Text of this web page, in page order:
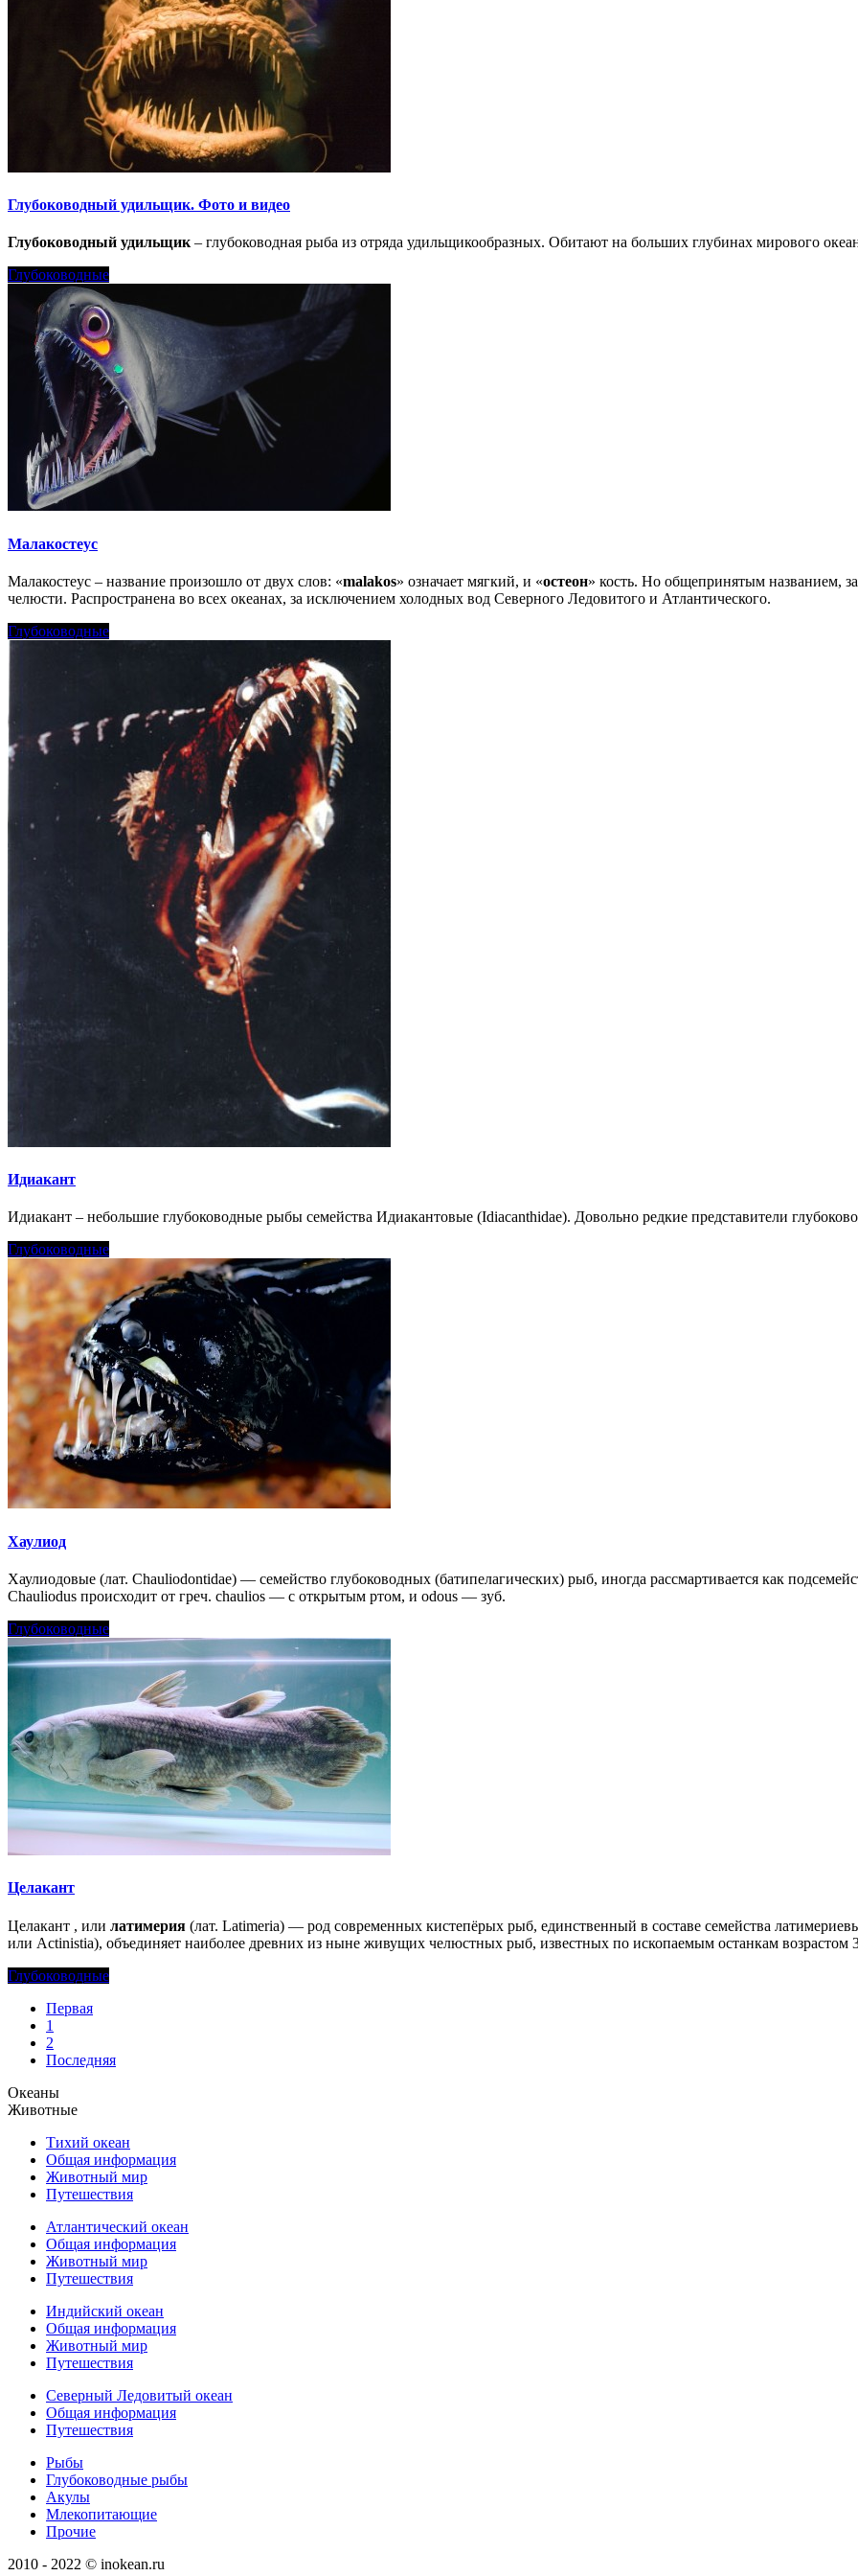
Глубоководный удильщик. Фото и видео
Глубоководный удильщик– глубоководная рыба из отряда удильщикообразных. Обитают на больших глубинах мирового
Глубоководные
Малакостеус
Малакостеус – название произошло от двух слов: «malakos» означает мягкий, и «остеон» кость. Но общепринятым названием,
челюсти. Распространена во всех океанах, за исключением холодных вод Северного Ледовитого и Атлантического.
Глубоководные
Идиакант
Идиакант – небольшие глубоководные рыбы семейства Идиакантовые (Idiacanthidae). Довольно редкие представители
Глубоководные
Хаулиод
Хаулиодовые (лат. Chauliodontidae) — семейство глубоководных (батипелагических) рыб, иногда рассмартивается как
Chauliodus происходит от греч. chaulios — с открытым ртом, и odous — зуб.
Глубоководные
Целакант
Целакант , или латимерия (лат. Latimeria) — род современных кистепёрых рыб, единственный в составе семейства
или Actinistia), объединяет наиболее древних из ныне живущих челюстных рыб, известных по ископаемым останкам
Глубоководные
Первая
1
2
Последняя
Океаны
Животные
Тихий океан
Общая информация
Животный мир
Путешествия
Атлантический океан
Общая информация
Животный мир
Путешествия
Индийский океан
Общая информация
Животный мир
Путешествия
Северный Ледовитый океан
Общая информация
Путешествия
Рыбы
Глубоководные рыбы
Акулы
Млекопитающие
Прочие
2010 - 2022 © inokean.ru